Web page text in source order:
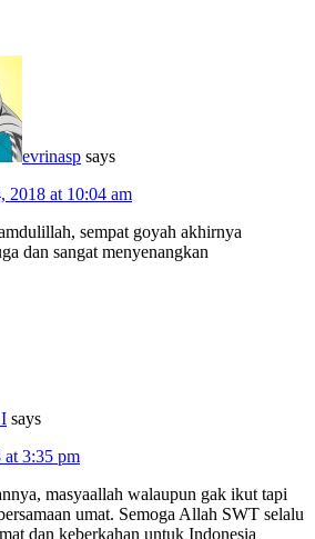
evrinasp says
2018 at 10:04 am
sempat goyah akhirnya
dan sangat menyenangkan
says
at 3:35 pm
masyaallah walaupun gak ikut tapi
umat. Semoga Allah SWT selalu
dan keberkahan untuk Indonesia